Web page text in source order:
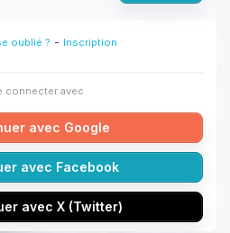
oublié ? - Inscription
connecter avec
avec Google
avec Facebook
avec X (Twitter)